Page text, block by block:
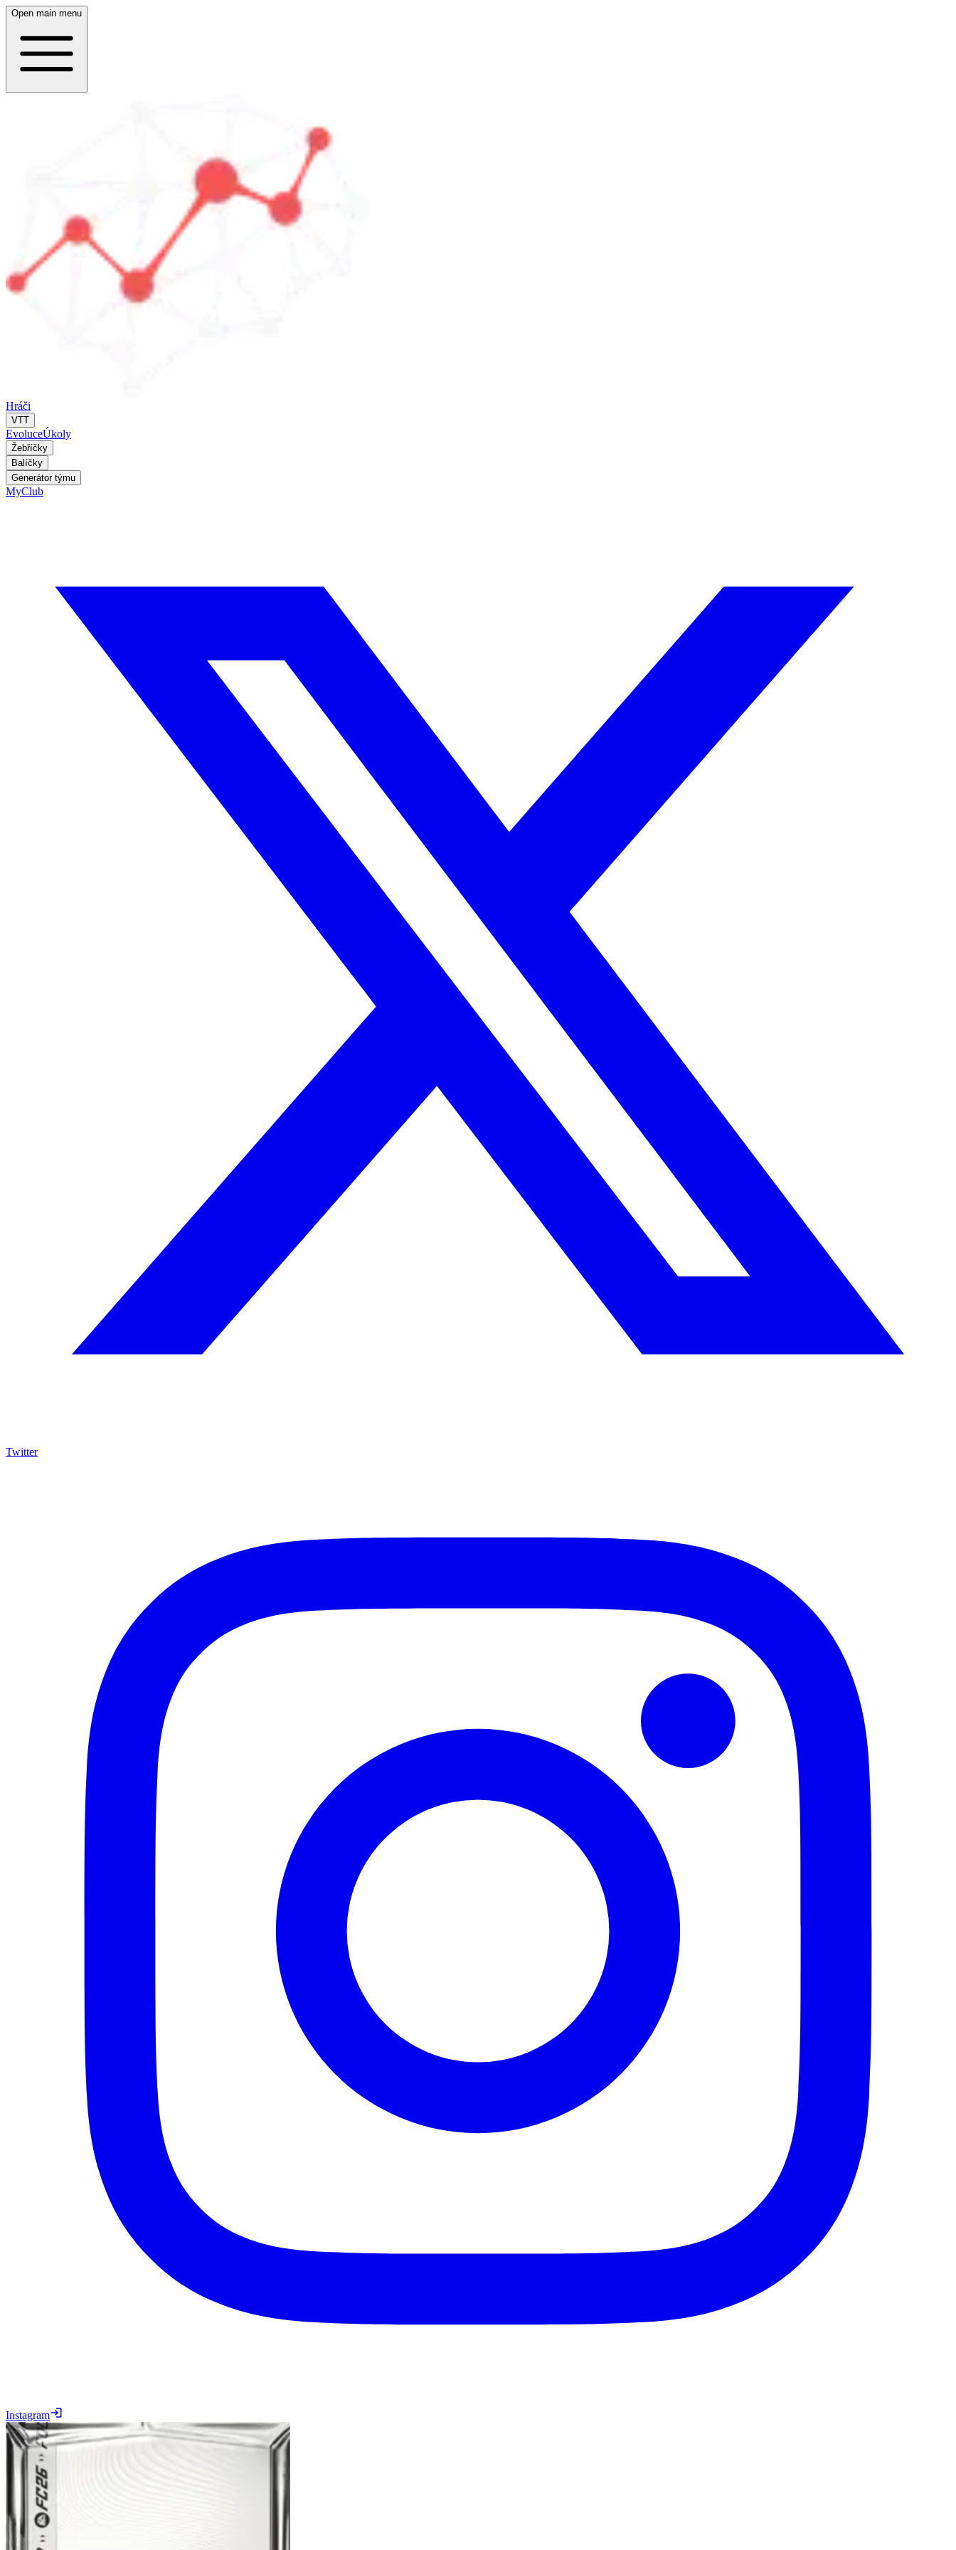
Open main menu
Hráči
VTT
EvoluceÚkoly
Žebříčky
Balíčky
Generátor týmu
MyClub
Twitter
Instagram